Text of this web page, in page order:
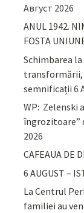
Август 2026
ANUL 1942.
FOSTA
Schimbarea
transformării,
semnificații 6
WP: Zelenski
îngrozitoare”
2026
CAFEAUA DE
6 AUGUST –
La Centrul
familiei au